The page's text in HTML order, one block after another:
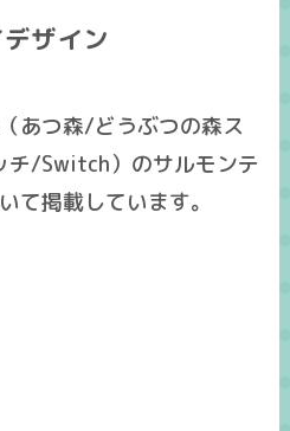
ザイン
あつ森/どうぶつの森ス
チ/Switch）のサルモンテ
て掲載しています。